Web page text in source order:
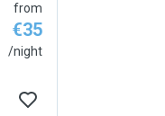
from
€35
/night